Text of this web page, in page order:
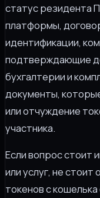
статус резидента
платформы,
идентификации,
подтверждающие
бухгалтерии и
документы,
или отчуждение
участника.
Если вопрос стоит
или услуг, не
токенов с